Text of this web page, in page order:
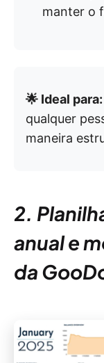
manter o
🌟 Ideal para:
qualquer
maneira
2.
anual e
da